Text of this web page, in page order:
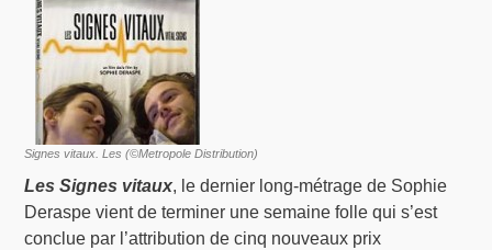
Signes vitaux. Les (©Metropole Distribution)
Les Signes vitaux, le dernier long-métrage de Sophie
Deraspe vient de terminer une semaine folle qui s’est
conclue par l’attribution de cinq nouveaux prix